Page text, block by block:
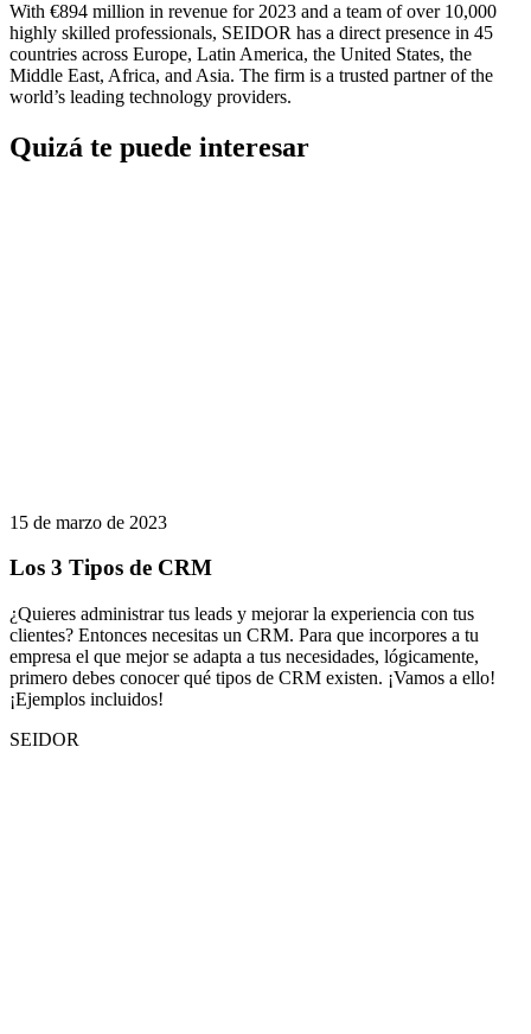
With €894 million in revenue for 2023 and a team of over 10,000
highly skilled professionals, SEIDOR has a direct presence in 45
countries across Europe, Latin America, the United States, the
Middle East, Africa, and Asia. The firm is a trusted partner of the
world’s leading technology providers.
Quizá te puede interesar
15 de marzo de 2023
Los 3 Tipos de CRM
¿Quieres administrar tus leads y mejorar la experiencia con tus
clientes? Entonces necesitas un CRM. Para que incorpores a tu
empresa el que mejor se adapta a tus necesidades, lógicamente,
primero debes conocer qué tipos de CRM existen. ¡Vamos a ello!
¡Ejemplos incluidos!
SEIDOR